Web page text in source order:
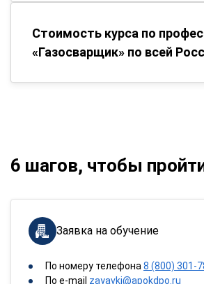
Стоимость курса по
«Газосварщик» по всей
6 шагов, чтобы
Заявка на обучение
По номеру телефона 8 (800) 301-
По e-mail zayavki@apokdpo.ru